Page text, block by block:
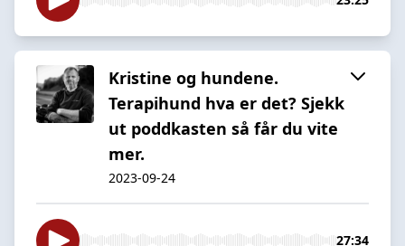
Kristine og hundene.
Terapihund hva er det? Sjekk
ut poddkasten så får du vite
mer.
2023-09-24
27:34